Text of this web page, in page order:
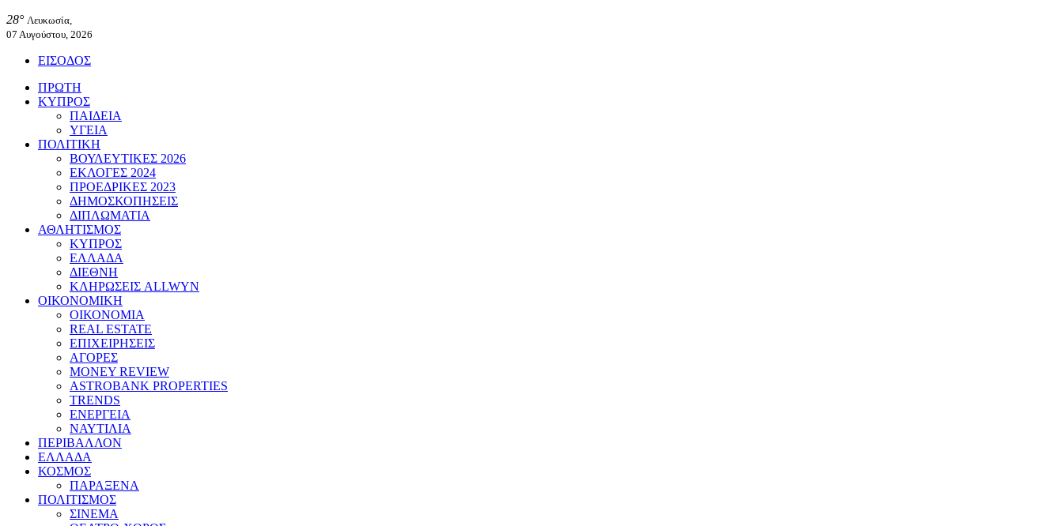
28° Λευκωσία,
07 Αυγούστου, 2026
ΕΙΣΟΔΟΣ
ΠΡΩΤΗ
ΚΥΠΡΟΣ
ΠΑΙΔΕΙΑ
ΥΓΕΙΑ
ΠΟΛΙΤΙΚΗ
ΒΟΥΛΕΥΤΙΚΕΣ 2026
ΕΚΛΟΓΕΣ 2024
ΠΡΟΕΔΡΙΚΕΣ 2023
ΔΗΜΟΣΚΟΠΗΣΕΙΣ
ΔΙΠΛΩΜΑΤΙΑ
ΑΘΛΗΤΙΣΜΟΣ
ΚΥΠΡΟΣ
ΕΛΛΑΔΑ
ΔΙΕΘΝΗ
ΚΛΗΡΩΣΕΙΣ ALLWYN
ΟΙΚΟΝΟΜΙΚΗ
ΟΙΚΟΝΟΜΙΑ
REAL ESTATE
ΕΠΙΧΕΙΡΗΣΕΙΣ
ΑΓΟΡΕΣ
MONEY REVIEW
ASTROBANK PROPERTIES
TRENDS
ΕΝΕΡΓΕΙΑ
ΝΑΥΤΙΛΙΑ
ΠΕΡΙΒΑΛΛΟΝ
ΕΛΛΑΔΑ
ΚΟΣΜΟΣ
ΠΑΡΑΞΕΝΑ
ΠΟΛΙΤΙΣΜΟΣ
ΣΙΝΕΜΑ